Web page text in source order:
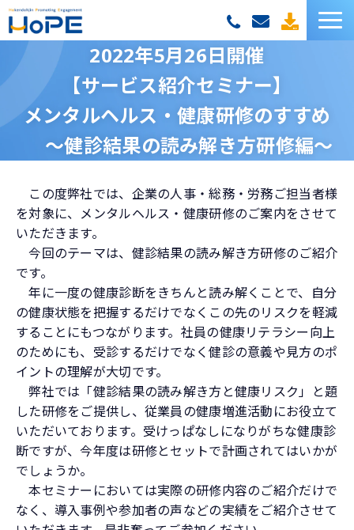
HoPEサービス一覧
お客様の声
セミナー
お役立ち資料
お役立ちコラム
2022年5月26日開催
【サービス紹介セミナー】
メンタルヘルス・健康研修のすすめ
～健診結果の読み解き方研修編～
この度弊社では、企業の人事・総務・労務ご担当者様
を対象に、メンタルヘルス・健康研修のご案内をさせて
いただきます。
今回のテーマは、健診結果の読み解き方研修のご紹介
です。
年に一度の健康診断をきちんと読み解くことで、自分
の健康状態を把握するだけでなくこの先のリスクを軽減
することにもつながります。社員の健康リテラシー向上
のためにも、受診するだけでなく健診の意義や見方のポ
イントの理解が大切です。
弊社では「健診結果の読み解き方と健康リスク」と題
した研修をご提供し、従業員の健康増進活動にお役立て
いただいております。受けっぱなしになりがちな健康診
断ですが、今年度は研修とセットで計画されてはいかが
でしょうか。
本セミナーにおいては実際の研修内容のご紹介だけで
なく、導入事例や参加者の声などの実績をご紹介させて